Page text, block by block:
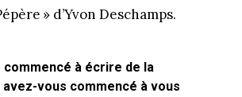
» d’Yvon Deschamps.
commencé à écrire de la
avez-vous commencé à vous